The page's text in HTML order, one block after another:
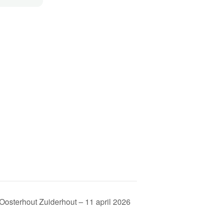
Zuiderhout – 11 april 2026